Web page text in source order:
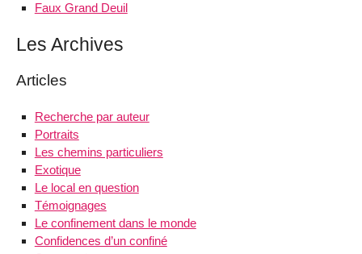
Faux Grand Deuil
Les Archives
Articles
Recherche par auteur
Portraits
Les chemins particuliers
Exotique
Le local en question
Témoignages
Le confinement dans le monde
Confidences d’un confiné